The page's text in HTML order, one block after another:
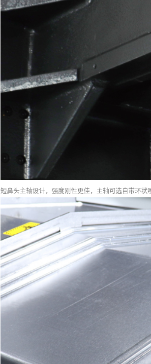
短鼻头主轴设计，强度刚性更佳，主轴可选自带环状